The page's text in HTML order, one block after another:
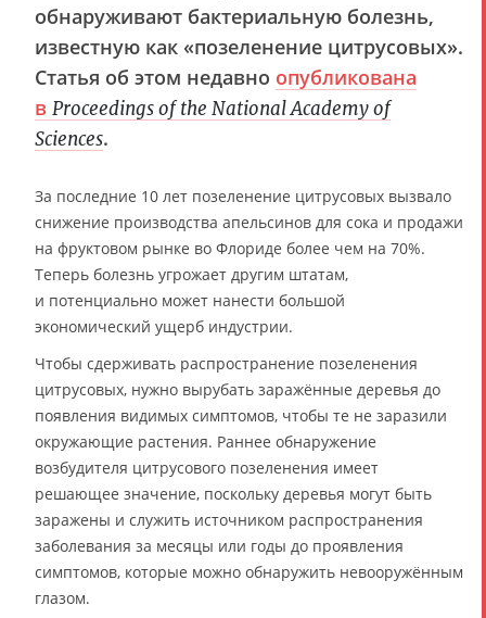
обнаруживают бактериальную болезнь,
известную как «позеленение цитрусовых».
Статья об этом недавно опубликована
в Proceedings of the National Academy of
Sciences.
За последние 10 лет позеленение цитрусовых вызвало
снижение производства апельсинов для сока и продажи
на фруктовом рынке во Флориде более чем на 70%.
Теперь болезнь угрожает другим штатам,
и потенциально может нанести большой
экономический ущерб индустрии.
Чтобы сдерживать распространение позеленения
цитрусовых, нужно вырубать заражённые деревья до
появления видимых симптомов, чтобы те не заразили
окружающие растения. Раннее обнаружение
возбудителя цитрусового позеленения имеет
решающее значение, поскольку деревья могут быть
заражены и служить источником распространения
заболевания за месяцы или годы до проявления
симптомов, которые можно обнаружить невооружённым
глазом.